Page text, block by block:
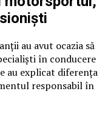
au avut ocazia să
în conducere
au explicat diferența
responsabil în